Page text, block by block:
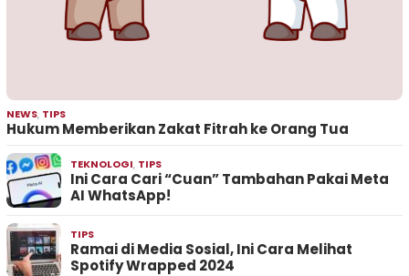
NEWS, TIPS
Hukum Memberikan Zakat Fitrah ke Orang Tua
TEKNOLOGI, TIPS
Ini Cara Cari “Cuan” Tambahan Pakai Meta
AI WhatsApp!
TIPS
Ramai di Media Sosial, Ini Cara Melihat
Spotify Wrapped 2024